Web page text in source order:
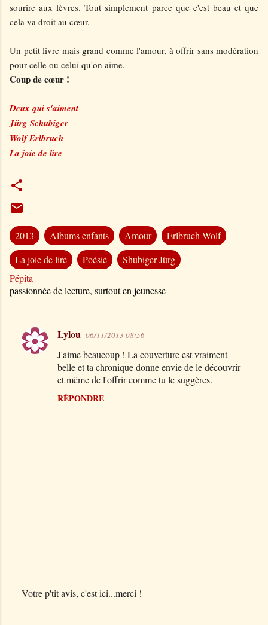
sourire aux lèvres. Tout simplement parce que c'est beau et que
cela va droit au cœur.
Un petit livre mais grand comme l'amour, à offrir sans modération
pour celle ou celui qu'on aime.
Coup de cœur !
Deux qui s'aiment
Jürg Schubiger
Wolf Erlbruch
La joie de lire
2013 Albums enfants Amour
Erlbruch Wolf
La joie de lire
Poésie
Shubiger Jürg
Pépita
passionnée de lecture, surtout en jeunesse
C
o
Lylou 06/11/2013 08:56
J'aime beaucoup ! La couverture est vraiment
belle et ta chronique donne envie de le découvrir
et même de l'offrir comme tu le suggères.
RÉPONDRE
Votre p'tit avis, c'est ici...merci !